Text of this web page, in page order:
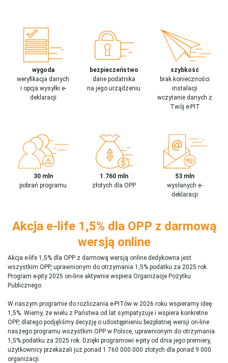
wygoda
weryfikacja danych
i opcja wysyłki e-
deklaracji
bezpieczeństwo
dane podatnika
na jego urządzeniu
szybkość
brak konieczności
instalacji
wczytanie danych z
Twój e-PIT
30 mln
pobrań programu
1.760 mln
złotych dla OPP
53 mln
wysłanych e-
deklaracji
Akcja e-life 1,5% dla OPP z darmową
wersją online
Akcja e-life 1,5% dla OPP z darmową wersją online dedykowna jest
wszystkim OPP, uprawnionym do otrzymania 1,5% podatku za 2025 rok.
Program e-pity 2025 on-line aktywnie wspiera Organizacje Pożytku
Publicznego.
W naszym programie do rozliczania e-PITów w 2026 roku wspieramy ideę
1,5%. Wiemy, że wielu z Państwa od lat sympatyzuje i wspiera konkretne
OPP, dlatego podjęliśmy decyzję o udostępnieniu bezpłatnej wersji on-line
naszego programu wszystkim OPP w Polsce, uprawnionym do otrzymania
1,5% podatku za 2025 rok. Dzięki programowi e-pity od dnia jego premiery,
użytkownicy przekazali już ponad 1 760 000 000 złotych dla ponad 9 000
organizacji.